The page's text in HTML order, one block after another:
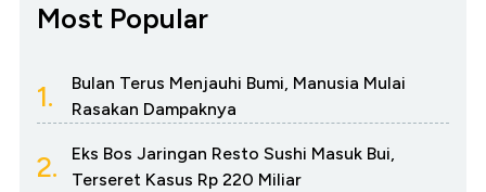
Most Popular
1.
Bulan Terus Menjauhi Bumi, Manusia Mulai
Rasakan Dampaknya
2.
Eks Bos Jaringan Resto Sushi Masuk Bui,
Terseret Kasus Rp 220 Miliar